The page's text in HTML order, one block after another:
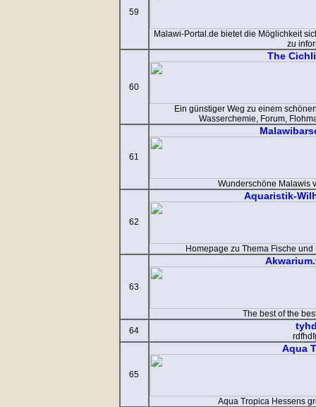
59
Malawi-Portal.de bietet die Möglichkeit
zu
60
The
Ein günstiger Weg zu einem
Wasserchemie, Forum,
61
Wunderschöne Malawis
62
Aquaristik-
Homepage zu Thema Fische
63
The best of the
64
65
Aqua
Aqua Tropica Hessens